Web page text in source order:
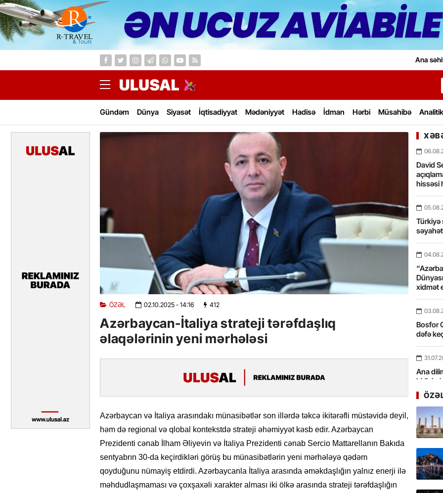
Ana
Gündəm Dünya Siyasət İqtisadiyyat Mədəniyyət Hadisə İdman Hərbi Müsahibə
ÖZƏL 02.10.2025- 14:16 412
Azərbaycan-İtaliya strateji tərəfdaşlıq
əlaqələrinin yeni mərhələsi
Azərbaycan və İtaliya arasındakı münasibətlər son illərdə təkcə ikitərəfli müstəvidə deyil,
həm də regional və qlobal kontekstdə strateji əhəmiyyət kəsb edir. Azərbaycan
Prezidenti cənab İlham Əliyevin və İtaliya Prezidenti cənab Sercio Mattarellanın Bakıda
sentyabrın 30-da keçirdikləri görüş bu münasibətlərin yeni mərhələyə qədəm
qoyduğunu nümayiş etdirdi. Azərbaycanla İtaliya arasında əməkdaşlığın yalnız enerji ilə
məhdudlaşmaması və çoxşaxəli xarakter alması iki ölkə arasında strateji tərəfdaşlığın
David
hissəsi
Türkiyə
xidmət
Bosfor
dəfə
Ana
Tarixin
İlin ilk
çox